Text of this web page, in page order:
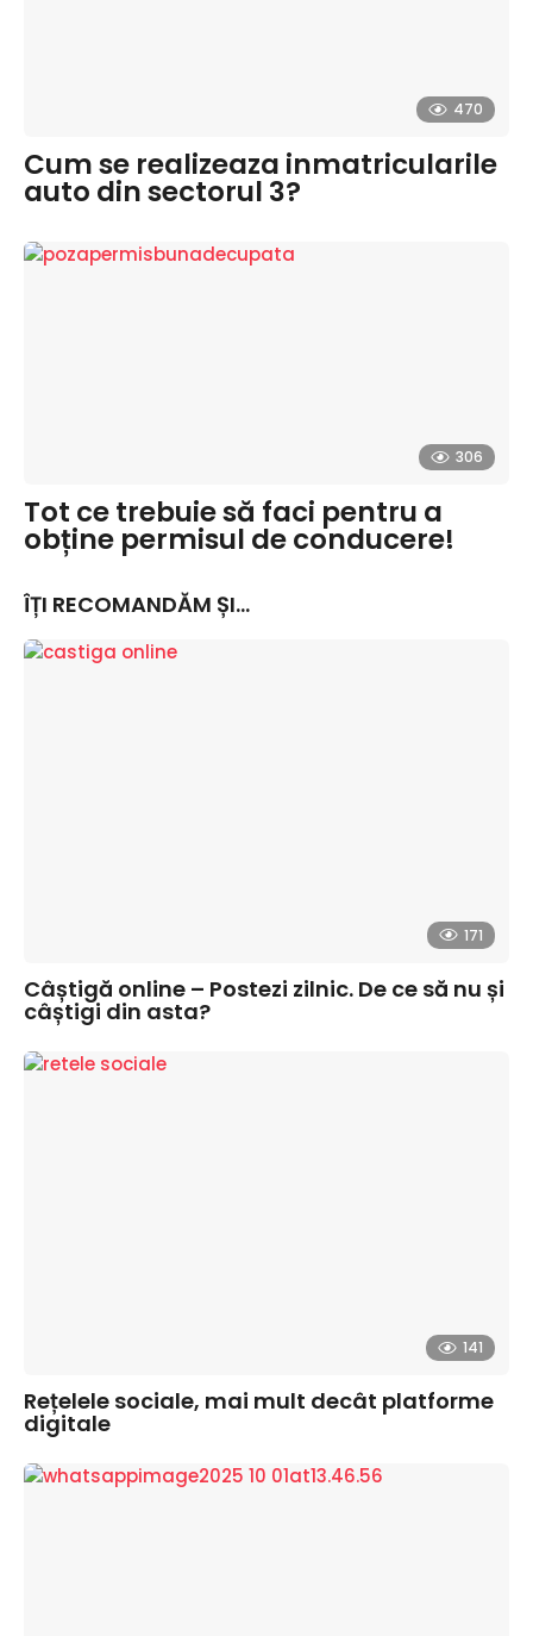
470
Cum se realizeaza inmatricularile
auto din sectorul 3?
306
Tot ce trebuie să faci pentru a
obține permisul de conducere!
ÎȚI RECOMANDĂM ȘI...
171
Câștigă online – Postezi zilnic. De ce să nu și
câștigi din asta?
141
Rețelele sociale, mai mult decât platforme
digitale